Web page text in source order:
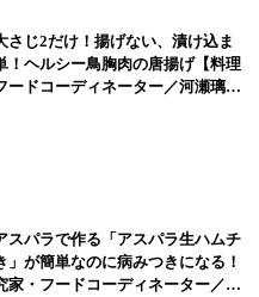
さじ2だけ！揚げない、漬け込ま
！ヘルシー鳥胸肉の唐揚げ【料理
ードコーディネーター／河瀬璃菜
スパラで作る「アスパラ生ハムチ
」が簡単なのに病みつきになる！
家・フードコーディネーター／河